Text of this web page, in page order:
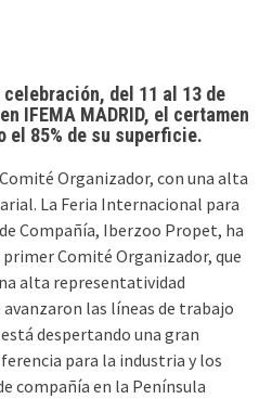
del 11 al 13 de
IFEMA MADRID, el certamen
el 85% de su superficie.
Organizador, con una alta
La Feria Internacional para
Compañía, Iberzoo Propet, ha
Comité Organizador, que
alta representatividad
las líneas de trabajo
despertando una gran
para la industria y los
compañía en la Península